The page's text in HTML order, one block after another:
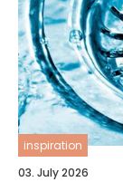
inspiration
03. July 2026